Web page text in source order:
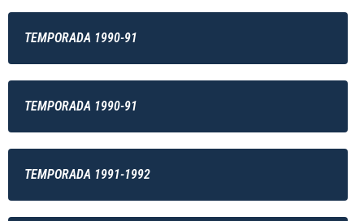
TEMPORADA 1990-91
TEMPORADA 1990-91
TEMPORADA 1991-1992